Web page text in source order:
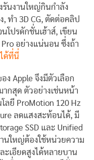
รันงานใหญ่กินกำลัง
, ทำ 3D CG, ตัดต่อคลิป
โปรดักชั่นเฮ้าส์, เขียน
Pro อย่างแน่นอน ซึ่งถ้า
ด้ที่นี่
ง Apple จึงมีตัวเลือก
ากสุด ตัวอย่างเช่นหน้า
ลยี ProMotion 120 Hz
ลดแสงสะท้อนได้, มี
SSD และ Unified
นใหญ่ต้องใช้หน่วยความ
ะเอียดสูงได้หลายบาน